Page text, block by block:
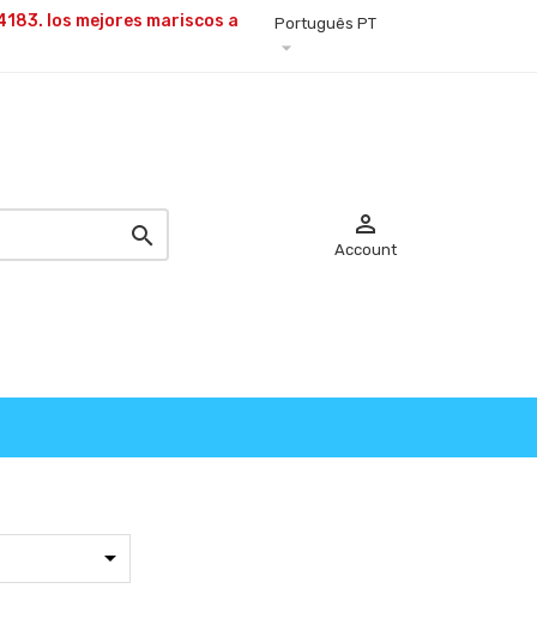
los mejores mariscos a
Português PT

 
Account
